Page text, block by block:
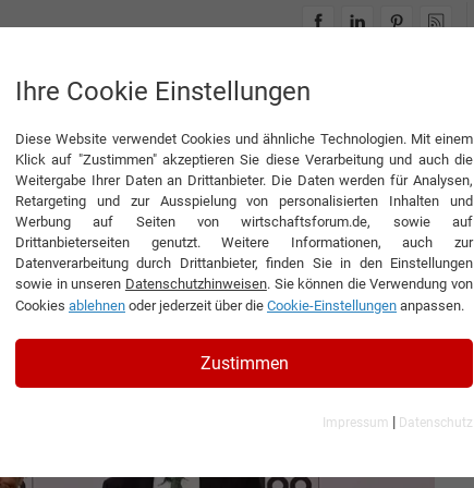
INTERVIEWS
der SEITZ GmbH
Ihre Cookie Einstellungen
Diese Website verwendet Cookies und ähnliche Technologien. Mit einem
Klick auf "Zustimmen" akzeptieren Sie diese Verarbeitung und auch die
Weitergabe Ihrer Daten an Drittanbieter. Die Daten werden für Analysen,
Retargeting und zur Ausspielung von personalisierten Inhalten und
Werbung auf Seiten von wirtschaftsforum.de, sowie auf
Drittanbieterseiten genutzt. Weitere Informationen, auch zur
Datenverarbeitung durch Drittanbieter, finden Sie in den Einstellungen
sowie in unseren Datenschutzhinweisen. Sie können die Verwendung von
Cookies ablehnen oder jederzeit über die Cookie-Einstellungen anpassen.
Zustimmen
Impressum | Datenschutz